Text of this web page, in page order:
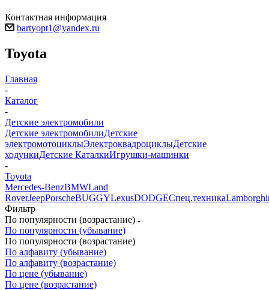
Контактная информация
bartyopt1@yandex.ru
Toyota
Главная
-
Каталог
-
Детские электромобили
Детские электромобилиДетские
электромотоциклыЭлектроквадроциклыДетские
ходункиДетские КаталкиИгрушки-машинки
-
Toyota
Mercedes-BenzBMWLand
RoverJeepPorscheBUGGYLexusDODGEСпец.техника
Фильтр
По популярности (возрастание)
По популярности (убывание)
По популярности (возрастание)
По алфавиту (убывание)
По алфавиту (возрастание)
По цене (убывание)
По цене (возрастание)